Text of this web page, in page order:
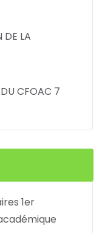
DE LA
CFOAC 7
1er